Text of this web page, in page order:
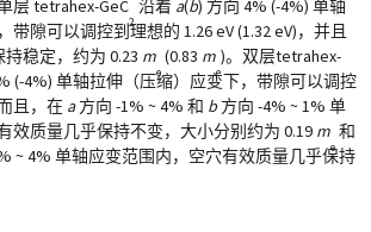
层 tetrahex-GeC
2
沿着 a(b) 方向 4% (-4%) 单轴
隙可以调控到理想的 1.26 eV (1.32 eV)，并且
稳定，约为 0.23 m
e
(0.83 m
e
)。双层tetrahex-
(-4%) 单轴拉伸（压缩）应变下，带隙可以调控
且，在 a方向 -1% ~ 4% 和 b 方向 -4% ~ 1% 单
效质量几乎保持不变，大小分别约为 0.19 m
e
和
~ 4% 单轴应变范围内，空穴有效质量几乎保持